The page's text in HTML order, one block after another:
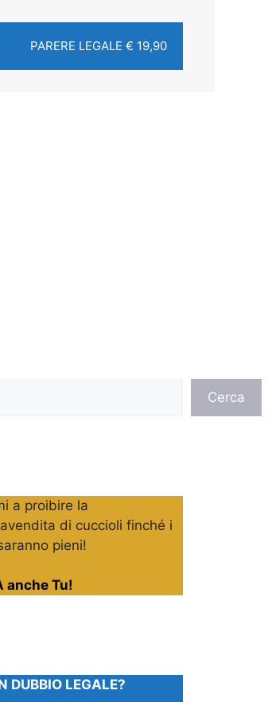
PARERE LEGALE € 19,90
Cerca
a proibire la
di cuccioli finché i
pieni!
anche Tu!
DUBBIO LEGALE?